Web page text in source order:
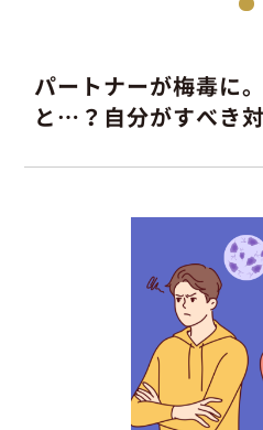
パートナーが梅毒に
と…？自分がすべき